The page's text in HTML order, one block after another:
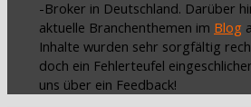
-Broker in Deutschland. Darüber
aktuelle Branchenthemen im Blog
Inhalte wurden sehr sorgfältig
doch ein Fehlerteufel
uns über ein Feedback!